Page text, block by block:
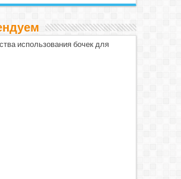
использования бочек для